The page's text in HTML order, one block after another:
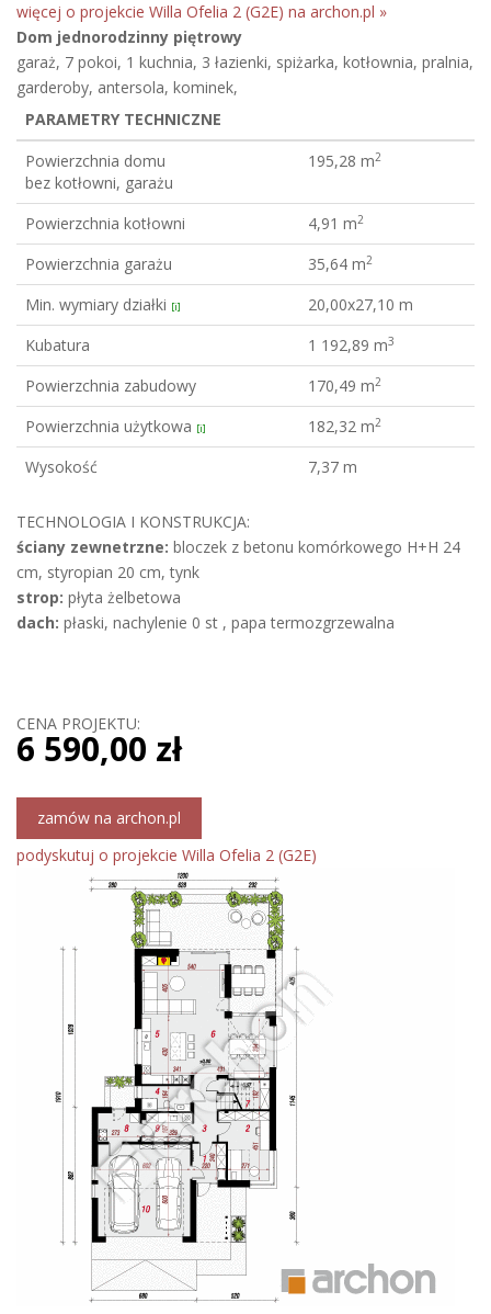
więcej o projekcie Willa Ofelia 2 (G2E) na archon.pl »
Dom jednorodzinny piętrowy
garaż, 7 pokoi, 1 kuchnia, 3 łazienki, spiżarka, kotłownia, pralnia,
garderoby, antersola, kominek,
PARAMETRY TECHNICZNE
Powierzchnia domu
bez kotłowni, garażu
195,28 m2
Powierzchnia kotłowni 4,91 m2
Powierzchnia garażu 35,64 m2
Min. wymiary działki [i]
20,00x27,10 m
Kubatura
1 192,89 m3
Powierzchnia zabudowy 170,49 m2
Powierzchnia użytkowa [i] 182,32 m2
Wysokość 7,37 m
TECHNOLOGIA I KONSTRUKCJA:
ściany zewnetrzne: bloczek z betonu komórkowego H+H 24
cm, styropian 20 cm, tynk
strop: płyta żelbetowa
dach: płaski, nachylenie 0 st , papa termozgrzewalna
CENA PROJEKTU:
6 590,00 zł
zamów na archon.pl
podyskutuj o projekcie Willa Ofelia 2 (G2E)